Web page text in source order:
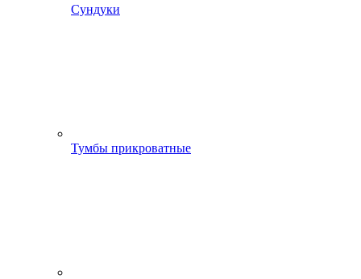
Сундуки
Тумбы прикроватные